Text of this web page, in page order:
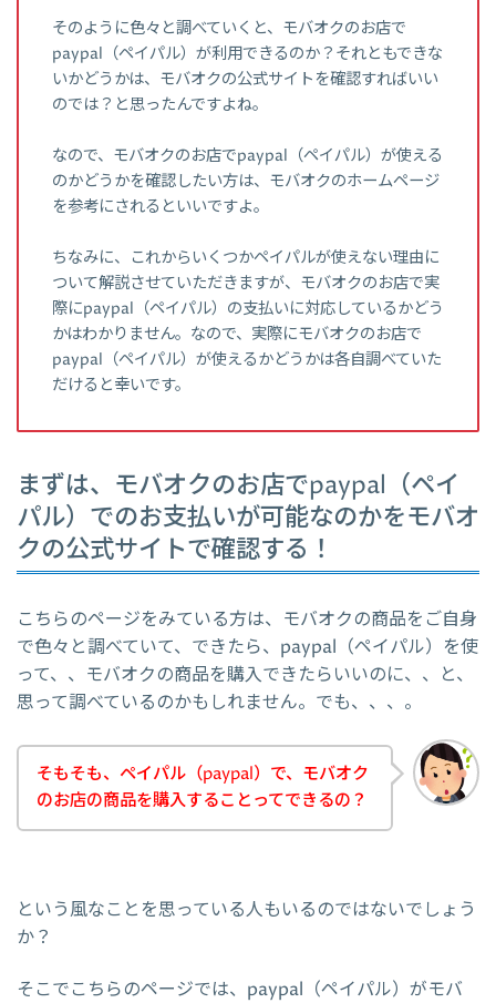
そのように色々と調べていくと、モバオクのお店で
paypal（ペイパル）が利用できるのか？それともできな
いかどうかは、モバオクの公式サイトを確認すればいい
のでは？と思ったんですよね。
なので、モバオクのお店でpaypal（ペイパル）が使える
のかどうかを確認したい方は、モバオクのホームページ
を参考にされるといいですよ。
ちなみに、これからいくつかペイパルが使えない理由に
ついて解説させていただきますが、モバオクのお店で実
際にpaypal（ペイパル）の支払いに対応しているかどう
かはわかりません。なので、実際にモバオクのお店で
paypal（ペイパル）が使えるかどうかは各自調べていた
だけると幸いです。
まずは、モバオクのお店でpaypal（ペイ
パル）でのお支払いが可能なのかをモバオ
クの公式サイトで確認する！
こちらのページをみている方は、モバオクの商品をご自身
で色々と調べていて、できたら、paypal（ペイパル）を使
って、、モバオクの商品を購入できたらいいのに、、と、
思って調べているのかもしれません。でも、、、。
そもそも、ペイパル（paypal）で、モバオク
のお店の商品を購入することってできるの？
という風なことを思っている人もいるのではないでしょう
か？
そこでこちらのページでは、paypal（ペイパル）がモバ